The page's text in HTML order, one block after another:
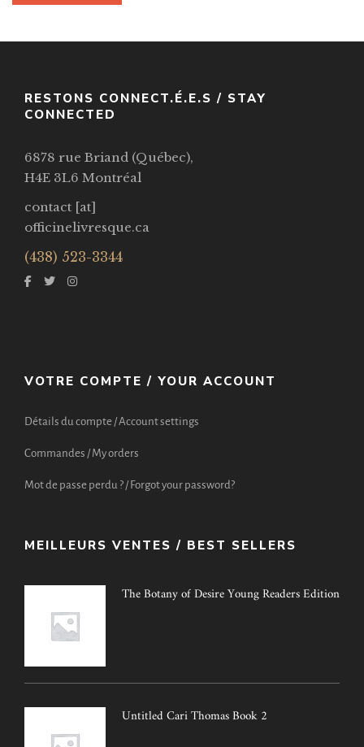
RESTONS CONNECT.É.E.S / STAY
CONNECTED
6878 rue Briand (Québec),
H4E 3L6 Montréal
contact [at]
officinelivresque.ca
(438) 523-3344
VOTRE COMPTE / YOUR ACCOUNT
Détails du compte / Account settings
Commandes / My orders
Mot de passe perdu ? / Forgot your password?
MEILLEURS VENTES / BEST SELLERS
The Botany of Desire Young Readers Edition
Untitled Cari Thomas Book 2